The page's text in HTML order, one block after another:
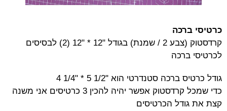
כרטיסי ברכה
קרדסטוק (צבע 2 / שמנת) בגודל "12 * "12 (2) לבסיסים
לכרטיסי ברכה
גודל כרטיס ברכה סטנדרטי הוא "1/2 5 * "1/4 4
כדי שמכל קרדסטוק אפשר יהיה להכין 3 כרטיסים אני משנה
קצת את גודל הכרטיסים